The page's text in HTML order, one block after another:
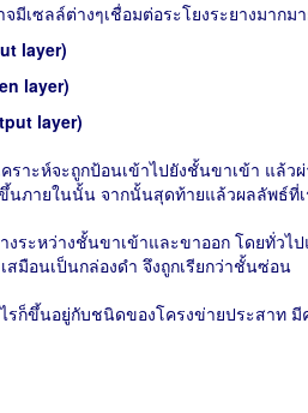
มีเซลล์ต่างๆเชื่อมต่อระโยงระยางมาก
layer)
layer)
layer)
ราะห์จะถูกป้อนเข้าไปยังชั้นขาเข้า แล้
นภายในนั้น จากนั้นสุดท้ายแล้วผลลัพธ์ที่
ระหว่างชั้นขาเข้าและขาออก โดยทั่วไ
สมือนเป็นกล่องดำ จึงถูกเรียกว่าชั้นซ่อน
ก็ขึ้นอยู่กับชนิดของโครงข่ายประสาท